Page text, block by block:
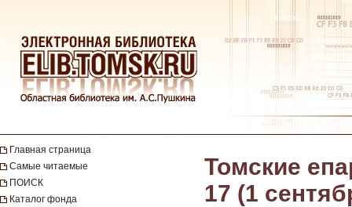
Главная страница
Самые читаемые
ПОИСК
Каталог фонда
Томские
17 (1